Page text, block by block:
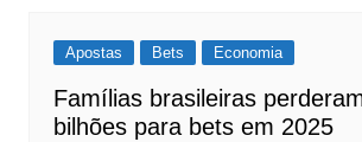
Apostas Bets Economia
Famílias brasileiras
bilhões para bets em 2025